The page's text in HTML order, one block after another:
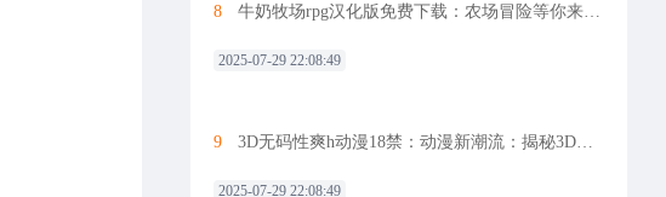
8 牛奶牧场rpg汉化版免费下载：农场冒险等你来，免费RPG游戏来袭
2025-07-29 22:08:49
9 3D无码性爽h动漫18禁：动漫新潮流：揭秘3D无码18禁世界
2025-07-29 22:08:49